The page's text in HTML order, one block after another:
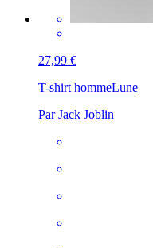
27,99 €
T-shirt hommeLune
Par Jack Joblin